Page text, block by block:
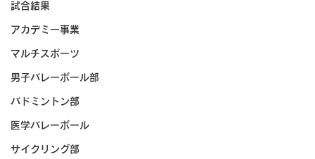
試合結果
アカデミー事業
マルチスポーツ
男子バレーボール部
バドミントン部
医学バレーボール
サイクリング部